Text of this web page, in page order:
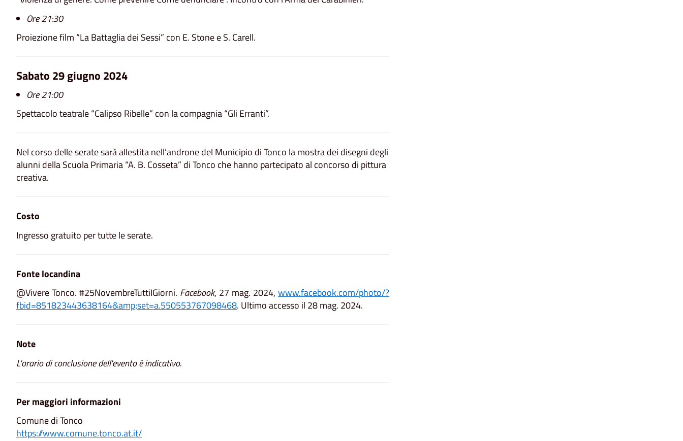
Ore 21:30
Proiezione film “La Battaglia dei Sessi” con E. Stone e S. Carell.
Sabato 29 giugno 2024
Ore 21:00
Spettacolo teatrale “Calipso Ribelle” con la compagnia “Gli Erranti”.
Nel corso delle serate sarà allestita nell’androne del Municipio di Tonco la mostra dei disegni degli
alunni della Scuola Primaria “A. B. Cosseta” di Tonco che hanno partecipato al concorso di pittura
creativa.
Costo
Ingresso gratuito per tutte le serate.
Fonte locandina
@Vivere Tonco. #25NovembreTuttiIGiorni. Facebook, 27 mag. 2024,www.facebook.com/photo/?
fbid=851823443638164&amp;set=a.550553767098468. Ultimo accesso il 28 mag. 2024.
Note
L'orario di conclusione dell'evento è indicativo.
Per maggiori informazioni
Comune di Tonco
https://www.comune.tonco.at.it/